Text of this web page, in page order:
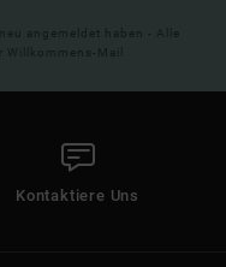
angemeldet haben - Alle
Mail
Kontaktiere Uns